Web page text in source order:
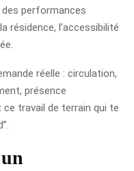
des performances
résidence, l’accessibilité
réelle : circulation,
présence
ce travail de terrain qui te